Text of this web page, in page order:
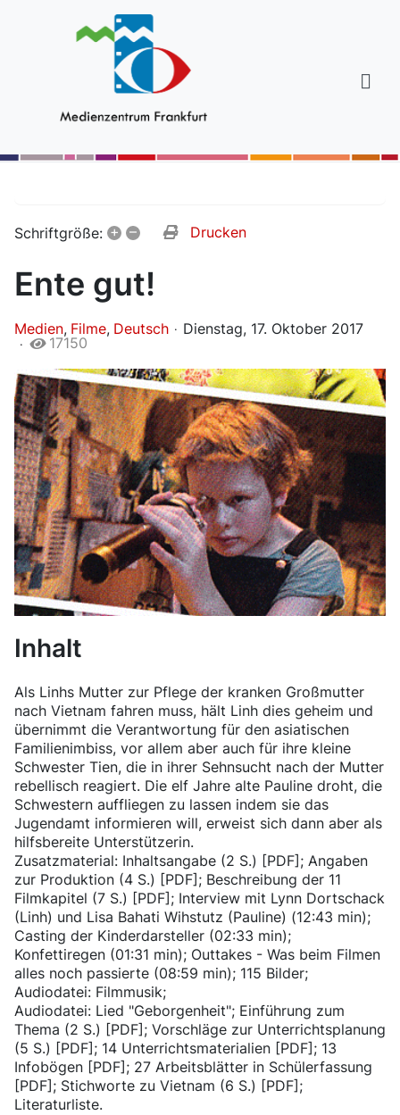
Schriftgröße: + – Drucken
Ente gut!
Medien Filme Deutsch
Dienstag, 17. Oktober 2017
17150
Inhalt
Als Linhs Mutter zur Pflege der kranken Großmutter
nach Vietnam fahren muss, hält Linh dies geheim und
übernimmt die Verantwortung für den asiatischen
Familienimbiss, vor allem aber auch für ihre kleine
Schwester Tien, die in ihrer Sehnsucht nach der Mutter
rebellisch reagiert. Die elf Jahre alte Pauline droht, die
Schwestern auffliegen zu lassen indem sie das
Jugendamt informieren will, erweist sich dann aber als
hilfsbereite Unterstützerin.
Zusatzmaterial: Inhaltsangabe (2 S.) [PDF]; Angaben
zur Produktion (4 S.) [PDF]; Beschreibung der 11
Filmkapitel (7 S.) [PDF]; Interview mit Lynn Dortschack
(Linh) und Lisa Bahati Wihstutz (Pauline) (12:43 min);
Casting der Kinderdarsteller (02:33 min);
Konfettiregen (01:31 min); Outtakes - Was beim Filmen
alles noch passierte (08:59 min); 115 Bilder;
Audiodatei: Filmmusik;
Audiodatei: Lied "Geborgenheit"; Einführung zum
Thema (2 S.) [PDF]; Vorschläge zur Unterrichtsplanung
(5 S.) [PDF]; 14 Unterrichtsmaterialien [PDF]; 13
Infobögen [PDF]; 27 Arbeitsblätter in Schülerfassung
[PDF]; Stichworte zu Vietnam (6 S.) [PDF];
Literaturliste.